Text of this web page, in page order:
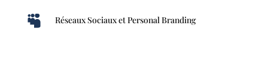
 Réseaux Sociaux et Personal Branding